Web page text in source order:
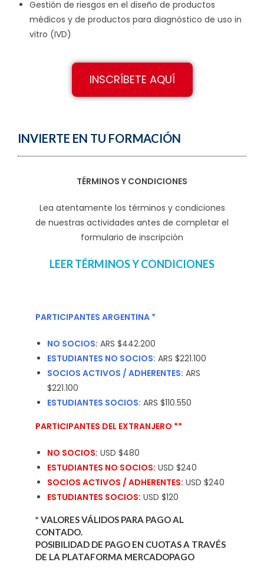
Gestión de riesgos en el diseño de productos
médicos y de productos para diagnóstico de uso in
vitro (IVD)
INSCRÍBETE AQUÍ
INVIERTE EN TU FORMACIÓN
TÉRMINOS Y CONDICIONES
Lea atentamente los términos y condiciones
de nuestras actividades antes de completar el
formulario de inscripción
LEER TÉRMINOS Y CONDICIONES
PARTICIPANTES ARGENTINA *
NO SOCIOS: ARS $442.200
ESTUDIANTES NO SOCIOS: ARS $221.100
SOCIOS ACTIVOS / ADHERENTES: ARS
$221.100
ESTUDIANTES SOCIOS: ARS $110.550
PARTICIPANTES DEL EXTRANJERO **
NO SOCIOS: USD $480
ESTUDIANTES NO SOCIOS: USD $240
SOCIOS ACTIVOS / ADHERENTES: USD $240
ESTUDIANTES SOCIOS: USD $120
* VALORES VÁLIDOS PARA PAGO AL
CONTADO.
POSIBILIDAD DE PAGO EN CUOTAS A TRAVÉS
DE LA PLATAFORMA MERCADOPAGO